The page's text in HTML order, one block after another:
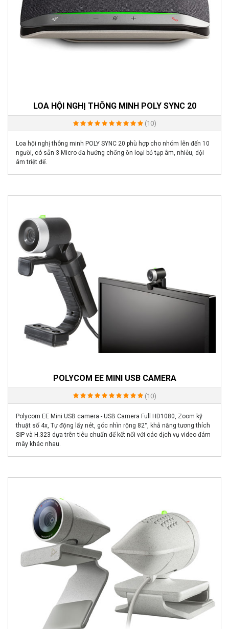
LOA HỘI NGHỊ THÔNG MINH POLY SYNC 20
(10)
Loa hội nghị thông minh POLY SYNC 20 phù hợp cho nhóm lên đến 10
người, có sẵn 3 Micro đa hướng chống ồn loại bỏ tạp âm, nhiễu, dội
âm triệt để.
POLYCOM EE MINI USB CAMERA
(10)
Polycom EE Mini USB camera - USB Camera Full HD1080, Zoom kỹ
thuật số 4x, Tự động lấy nét, góc nhìn rộng 82°, khả năng tương thích
SIP và H.323 dựa trên tiêu chuẩn để kết nối với các dịch vụ video đám
mây khác nhau.